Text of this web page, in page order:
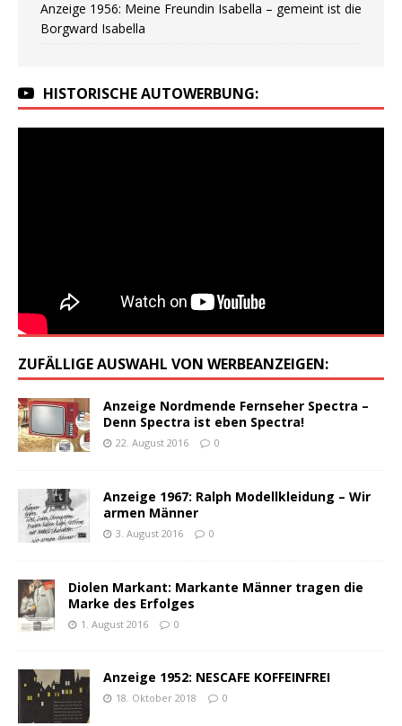
Anzeige 1956: Meine Freundin Isabella – gemeint ist die
Borgward Isabella
HISTORISCHE AUTOWERBUNG:
ZUFÄLLIGE AUSWAHL VON WERBEANZEIGEN:
Anzeige Nordmende Fernseher Spectra –
Denn Spectra ist eben Spectra!
22. August 2016 0
Anzeige 1967: Ralph Modellkleidung – Wir
armen Männer
3. August 2016 0
Diolen Markant: Markante Männer tragen die
Marke des Erfolges
1. August 2016 0
Anzeige 1952: NESCAFE KOFFEINFREI
18. Oktober 2018 0